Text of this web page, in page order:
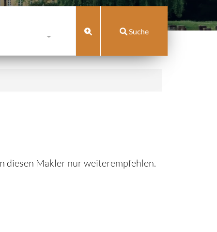
Suche
diesen Makler nur weiterempfehlen.